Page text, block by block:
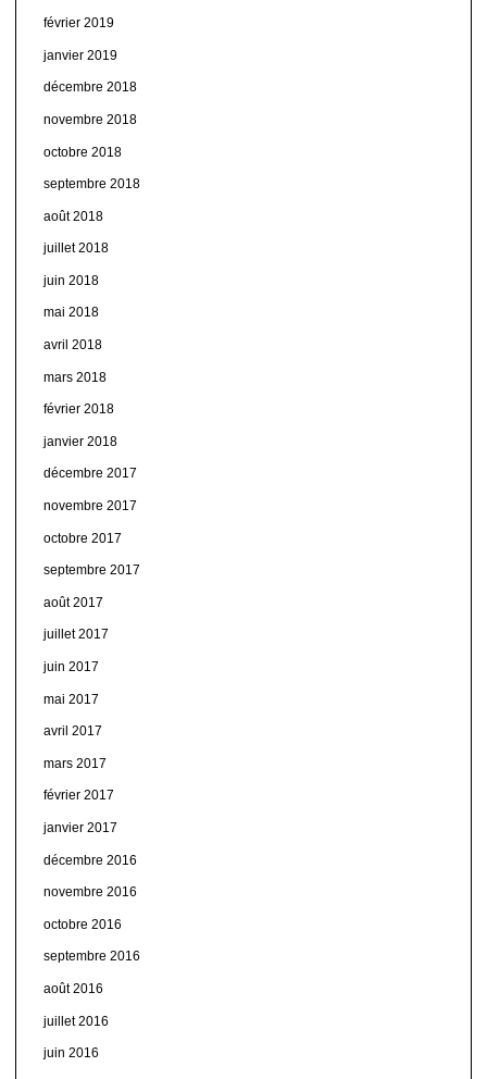
février 2019
janvier 2019
décembre 2018
novembre 2018
octobre 2018
septembre 2018
août 2018
juillet 2018
juin 2018
mai 2018
avril 2018
mars 2018
février 2018
janvier 2018
décembre 2017
novembre 2017
octobre 2017
septembre 2017
août 2017
juillet 2017
juin 2017
mai 2017
avril 2017
mars 2017
février 2017
janvier 2017
décembre 2016
novembre 2016
octobre 2016
septembre 2016
août 2016
juillet 2016
juin 2016